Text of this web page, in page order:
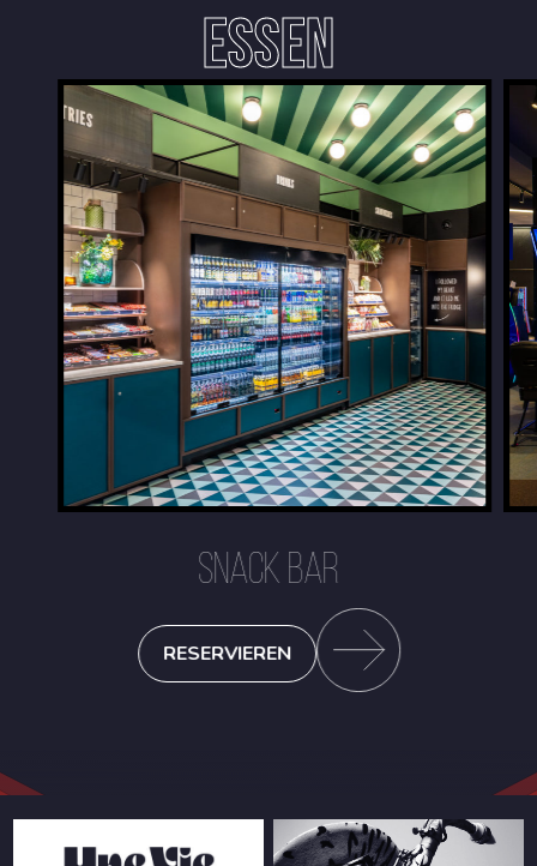
ESSEN
SNACK BAR
RESERVIEREN